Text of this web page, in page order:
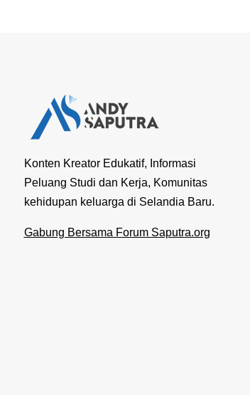
Konten Kreator Edukatif, Informasi
Peluang Studi dan Kerja, Komunitas
kehidupan keluarga di Selandia Baru.
Gabung Bersama Forum Saputra.org